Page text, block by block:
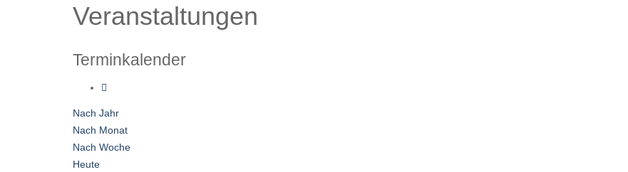
Veranstaltungen
Terminkalender
Nach Jahr
Nach Monat
Nach Woche
Heute